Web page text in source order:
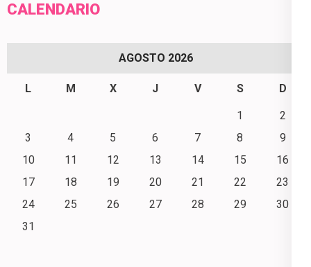
CALENDARIO
AGOSTO 2026
L M X J V S D
1
2
3
4 5 6 7 8
9
10
11 12 13 14 15
16
17
18 19 20 21 22
23
24
25 26 27 28 29
30
31